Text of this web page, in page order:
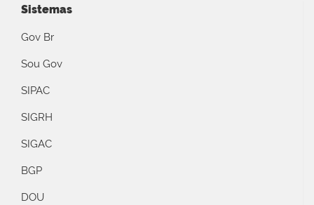
Sistemas
Gov Br
Sou Gov
SIPAC
SIGRH
SIGAC
BGP
DOU